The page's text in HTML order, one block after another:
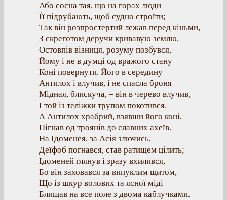
Або сосна тая, що на горах люди
Її підрубають, щоб судно строїти;
Так він розпростертий лежав перед кіньми,
З скреготом деручи кривавую землю.
Остовпів візниця, розуму позбувся,
Йому і не в думці од вражого стану
Коні повернути. Його в середину
Антилох і влучив, і не спасла броня
Мідная, блискуча, – він в черево влучив,
І той із теліжки трупом покотився.
А Антилох храбрий, взявши його коні,
Пігнав од троянів до славних ахеїв.
На Ідоменея, за Асія злючись,
Деїфоб погнався, став ратищем цілить;
Ідоменей глянув і зразу вхилився,
Бо він заховався за випуклим щитом,
Що із шкур волових та ясної міді
Блищав на все поле з двома каблучками.